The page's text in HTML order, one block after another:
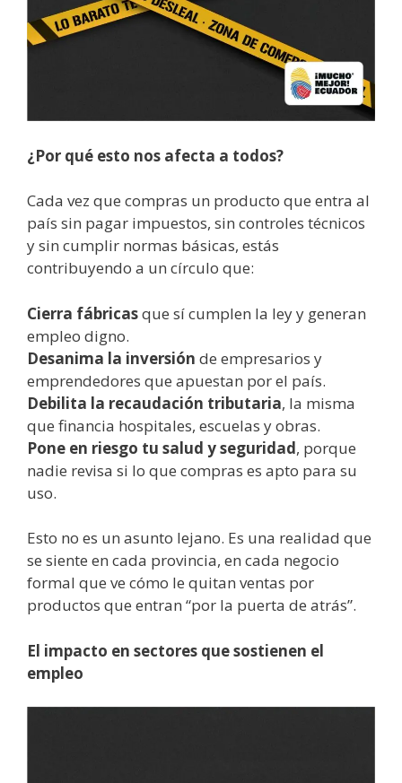
¿Por qué esto nos afecta a todos?
Cada vez que compras un producto que entra al
país sin pagar impuestos, sin controles técnicos
y sin cumplir normas básicas, estás
contribuyendo a un círculo que:
Cierra fábricasque sí cumplen la ley y generan
empleo digno.
Desanima la inversión de empresarios y
emprendedores que apuestan por el país.
Debilita la recaudación tributaria, la misma
que financia hospitales, escuelas y obras.
Pone en riesgo tu salud y seguridad, porque
nadie revisa si lo que compras es apto para su
uso.
Esto no es un asunto lejano. Es una realidad que
se siente en cada provincia, en cada negocio
formal que ve cómo le quitan ventas por
productos que entran “por la puerta de atrás”.
El impacto en sectores que sostienen el
empleo